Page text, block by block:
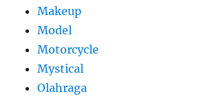
Makeup
Model
Motorcycle
Mystical
Olahraga